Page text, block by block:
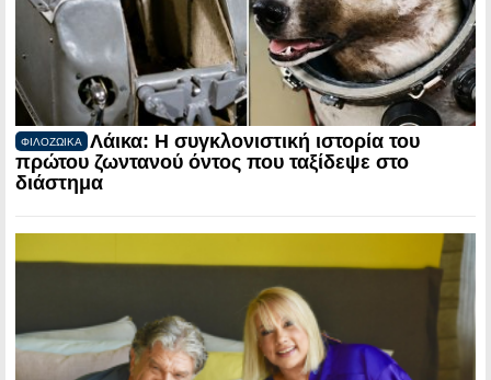
ΦΙΛΟΖΩΙΚΑ
Λάικα: Η συγκλονιστική ιστορία του
πρώτου ζωντανού όντος που ταξίδεψε στο
διάστημα